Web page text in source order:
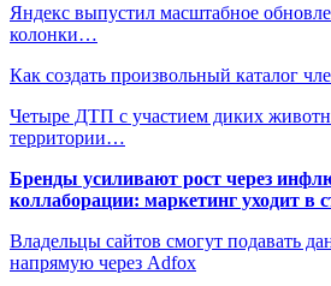
Яндекс выпустил масштабное
колонки…
Как создать произвольный каталог
Четыре ДТП с участием диких
территории…
Бренды усиливают рост через
коллаборации: маркетинг уходит в
Владельцы сайтов смогут подавать
напрямую через Adfox